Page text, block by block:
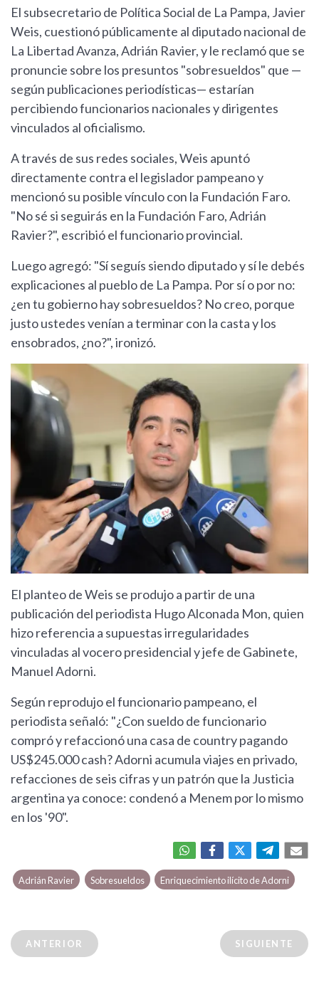
El subsecretario de Política Social de La Pampa, Javier
Weis, cuestionó públicamente al diputado nacional de
La Libertad Avanza, Adrián Ravier, y le reclamó que se
pronuncie sobre los presuntos "sobresueldos" que —
según publicaciones periodísticas— estarían
percibiendo funcionarios nacionales y dirigentes
vinculados al oficialismo.
A través de sus redes sociales, Weis apuntó
directamente contra el legislador pampeano y
mencionó su posible vínculo con la Fundación Faro.
"No sé si seguirás en la Fundación Faro, Adrián
Ravier?", escribió el funcionario provincial.
Luego agregó: "Sí seguís siendo diputado y sí le debés
explicaciones al pueblo de La Pampa. Por sí o por no:
¿en tu gobierno hay sobresueldos? No creo, porque
justo ustedes venían a terminar con la casta y los
ensobrados, ¿no?", ironizó.
El planteo de Weis se produjo a partir de una
publicación del periodista Hugo Alconada Mon, quien
hizo referencia a supuestas irregularidades
vinculadas al vocero presidencial y jefe de Gabinete,
Manuel Adorni.
Según reprodujo el funcionario pampeano, el
periodista señaló: "¿Con sueldo de funcionario
compró y refaccionó una casa de country pagando
US$245.000 cash? Adorni acumula viajes en privado,
refacciones de seis cifras y un patrón que la Justicia
argentina ya conoce: condenó a Menem por lo mismo
en los '90".
Adrián Ravier Sobresueldos Enriquecimiento ilícito de Adorni
ANTERIOR SIGUIENTE